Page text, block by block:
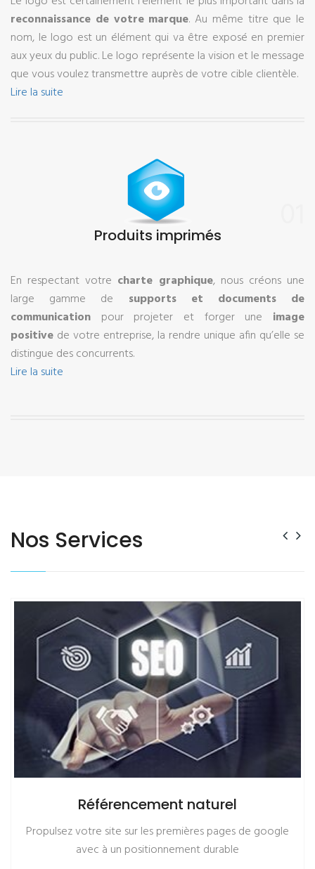
reconnaissance de votre marque. Au même titre que le
nom, le logo est un élément qui va être exposé en premier
aux yeux du public. Le logo représente la vision et le message
que vous voulez transmettre auprès de votre cible clientèle.
Lire la suite
Produits imprimés
En respectant votre charte graphique, nous créons une
large gamme de supports et documents de
communication pour projeter et forger une image
positive de votre entreprise, la rendre unique afin qu’elle se
distingue des concurrents.
Lire la suite
Nos Services
Community management
Laisser nous gérer les communications de votre socièté
via les reseaux sociaux.